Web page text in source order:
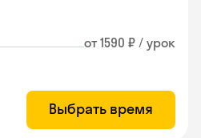
от 1590 ₽ / урок
Выбрать время